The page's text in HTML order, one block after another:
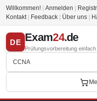
Willkommen! Anmelden
Kontakt
Feedback Über uns
DE Exam24.de
Prüfungsvorbereitung